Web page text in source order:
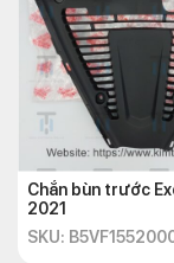
7
yếm –
Đồng
mờ
8
Ốp bịt
yếm –
Xanh
Ốp bịt
Chắn bùn trước
2021
SKU: